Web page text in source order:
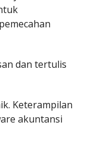
dan tertulis
Keterampilan
akuntansi